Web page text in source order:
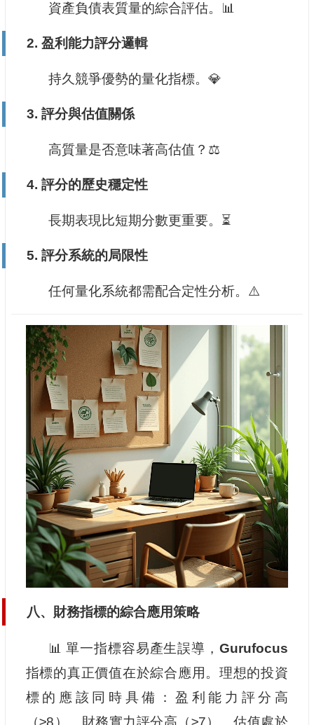
資產負債表質量的綜合評估。📊
2. 盈利能力評分邏輯
持久競爭優勢的量化指標。💎
3. 評分與估值關係
高質量是否意味著高估值？⚖️
4. 評分的歷史穩定性
長期表現比短期分數更重要。⏳
5. 評分系統的局限性
任何量化系統都需配合定性分析。⚠️
八、財務指標的綜合應用策略
📊 單一指標容易產生誤導， Gurufocus
指標的真正價值在於綜合應用。理想的投資
標的應該同時具備：盈利能力評分高
（≥8）、財務實力評分高（≥7）、估值處於